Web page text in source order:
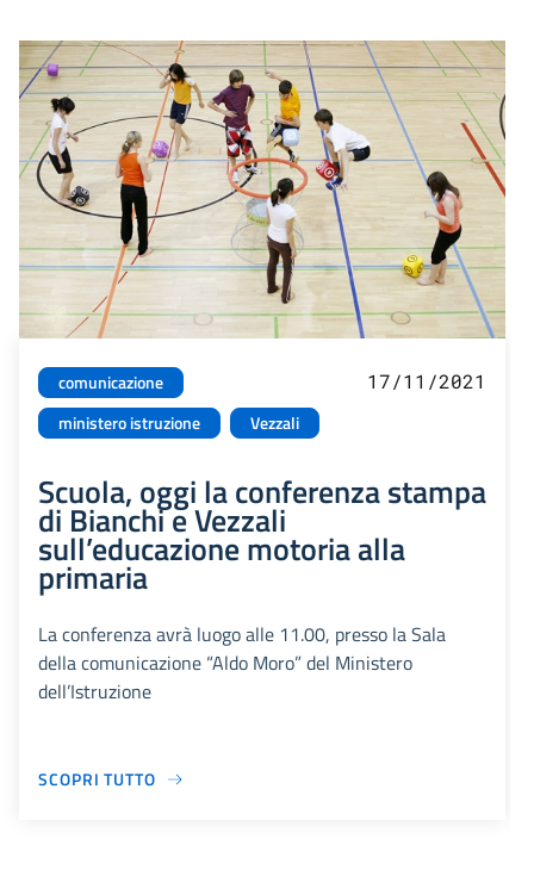
comunicazione
ministero istruzione
Vezzali
17/11/2021
Scuola, oggi la conferenza stampa
di Bianchi e Vezzali
sull’educazione motoria alla
primaria
La conferenza avrà luogo alle 11.00, presso la Sala
della comunicazione “Aldo Moro” del Ministero
dell’Istruzione
SCOPRI TUTTO